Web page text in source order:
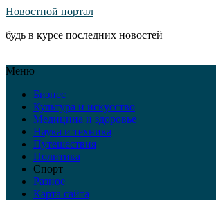
Новостной портал
будь в курсе последних новостей
Меню
Бизнес
Культура и искусство
Медицина и здоровье
Наука и техника
Путешествия
Политика
Спорт
Разное
Карта сайта